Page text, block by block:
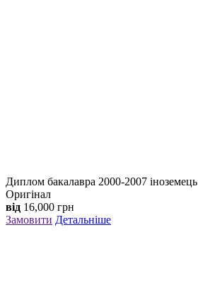
Диплом бакалавра 2000-2007 іноземець
Оригінал
від 16,000 грн
Замовити Детальніше